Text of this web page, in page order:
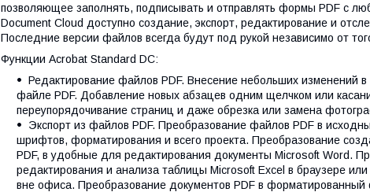
позволяющее заполнять, подписывать и отправлять формы PDF с
Document Cloud доступно создание, экспорт, редактирование и
Последние версии файлов всегда будут под рукой независимо от
Функции Acrobat Standard DC:
Редактирование файлов PDF. Внесение небольших изменений
файле PDF. Добавление новых абзацев одним щелчком или
переупорядочивание страниц и даже обрезка или замена
Экспорт из файлов PDF. Преобразование файлов PDF в
шрифтов, форматирования и всего проекта. Преобразование
PDF, в удобные для редактирования документы Microsoft Word.
редактирования и анализа таблицы Microsoft Excel в браузере
вне офиса. Преобразование документов PDF в